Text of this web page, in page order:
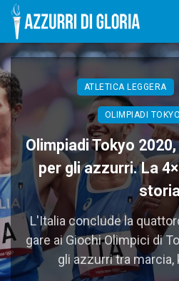
ATLETICA LEGGERA
OLIMPIADI
Olimpiadi Tokyo
per gli azzurri. La
L'Italia conclude la
gare ai Giochi Olimpici di
gli azzurri tra marcia,